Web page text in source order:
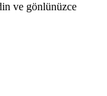
ve gönlünüzce